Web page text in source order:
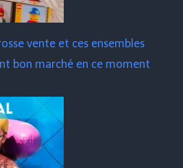
vente et ces ensembles
bon marché en ce moment